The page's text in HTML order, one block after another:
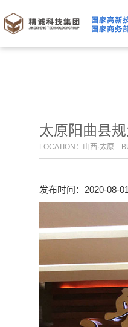
太原阳曲县
LOCATION：山西·太原
发布时间：2020-08-